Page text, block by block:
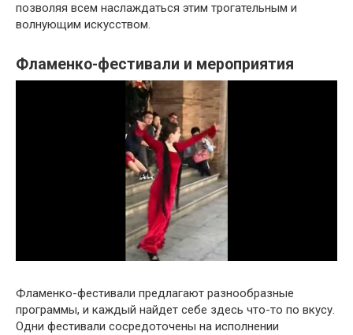
позволяя всем наслаждаться этим трогательным и
волнующим искусством.
Фламенко-фестивали и мероприятия
Фламенко-фестивали предлагают разнообразные
программы, и каждый найдет себе здесь что-то по вкусу.
Одни фестивали сосредоточены на исполнении